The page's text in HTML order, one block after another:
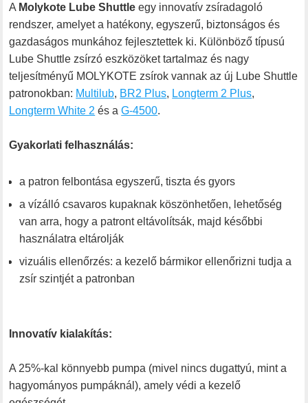
A Molykote Lube Shuttle egy innovatív zsíradagoló
rendszer, amelyet a hatékony, egyszerű, biztonságos és
gazdaságos munkához fejlesztettek ki. Különböző típusú
Lube Shuttle zsírzó eszközöket tartalmaz és nagy
teljesítményű MOLYKOTE zsírok vannak az új Lube Shuttle
patronokban: Multilub, BR2 Plus, Longterm 2 Plus,
Longterm White 2 és aG-4500.
Gyakorlati felhasználás:
a patron felbontása egyszerű, tiszta és gyors
a vízálló csavaros kupaknak köszönhetően, lehetőség
van arra, hogy a patront eltávolítsák, majd későbbi
használatra eltárolják
vizuális ellenőrzés: a kezelő bármikor ellenőrizni tudja a
zsír szintjét a patronban
Innovatív kialakítás:
A 25%-kal könnyebb pumpa (mivel nincs dugattyú, mint a
hagyományos pumpáknál), amely védi a kezelő